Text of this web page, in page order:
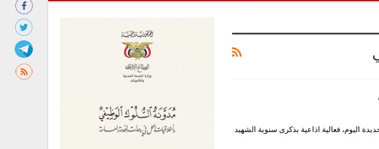
اليوم، فعالية اذاعية بذكرى سنوية الشهيد